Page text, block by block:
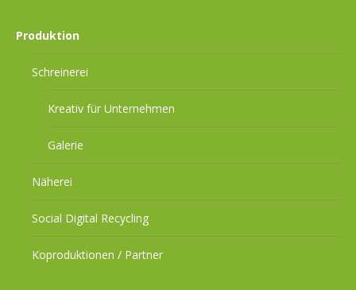
Produktion
Schreinerei
Kreativ für Unternehmen
Galerie
Näherei
Social Digital Recycling
Koproduktionen / Partner